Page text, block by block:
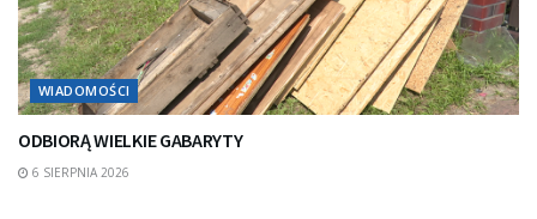
WIADOMOŚCI
ODBIORĄ WIELKIE GABARYTY
6 SIERPNIA 2026